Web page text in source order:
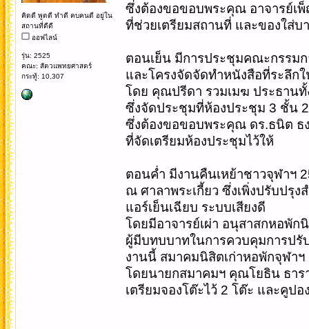
คิดดี พูดดี ทำดี คบคนดี อยู่ใน
สถานที่ดีดี
ออฟไลน์
รุ่น: 2525
คณะ: สัตวแพทยศาสตร์
กระทู้: 10,307
ซึ่งต้องขอขอบพระคุณ อาจารย์เ
ที่ช่วยเตรียมสถานที่ และของใส่บ
ตอนเย็น มีการประชุมคณะกรรมก
และโครงจัดจัดทำหนังสือที่ระลึก
โดย คุณปรีดา รวมเมฆ ประธานทั้
ซึ่งจัดประชุมที่ห้องประชุม 3 ชั้น
ซึ่งต้องขอขอบพระคุณ ดร.ธนิต ธ
ที่จัดเตรียมห้องประชุมไว้ให้
ตอนค่ำ มีงานคืนเหย้าชาวจุฬาฯ
ณ ศาลาพระเกี้ยว ซึ่งเพิ่งปรับปรุง
แอร์เย็นเฉียบ ระบบเสียงดี
โดยมีอาจารย์เผ่า อนุสาสกหอพั
ผู้มีบทบบาทในการควบคุมการปรั
งานนี้ สมาคมนิสิตเก่าหอพักจุฬาฯ
โดยนายกสมาคมฯ คุณโยธิน ธา
เตรียมจองโต๊ะไว้ 2 โต๊ะ และคูป